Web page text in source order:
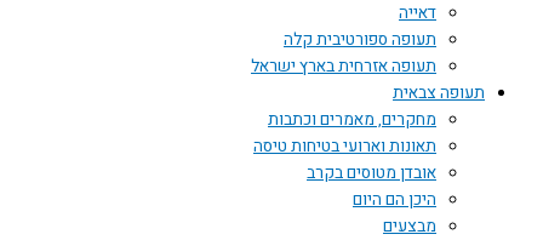
דאייה
תעופה ספורטיבית קלה
תעופה אזרחית בארץ ישראל
תעופה צבאית
מחקרים, מאמרים וכתבות
תאונות וארועי בטיחות טיסה
אובדן מטוסים בקרב
היכן הם היום
מבצעים